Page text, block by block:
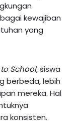
kewajiban
yang
School, siswa
berbeda, lebih
mereka. Hal
konsisten.